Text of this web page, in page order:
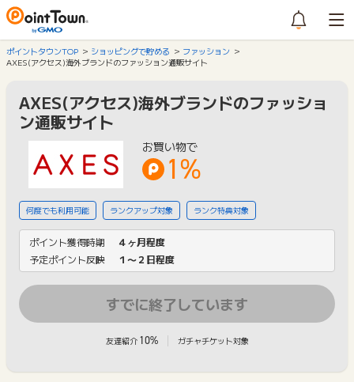
ポイントタウンTOP ショッピングで貯める
ファッション
AXES(アクセス)海外ブランドのファッション通販サイト
AXES(アクセス)海外ブランドのファッショ
ン通販サイト
お買い物で
1%
何度でも利用可能 ランクアップ対象 ランク特典対象
ポイント獲得時期
４ヶ月程度
予定ポイント反映
１〜２日程度
すでに終了しています
友達紹介 10% ガチャチケット対象